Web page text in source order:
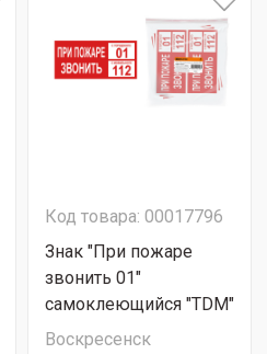
Код товара: 00017796
Знак "При пожаре
звонить 01"
самоклеющийся "TDM"
Воскресенск